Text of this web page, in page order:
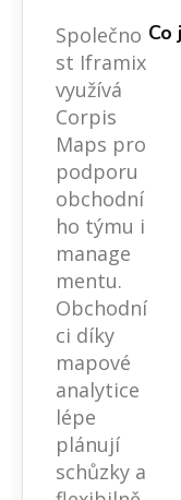
Společno
st Iframix
využívá
Corpis
Maps pro
podporu
obchodní
ho týmu i
manage
mentu.
Obchodní
ci díky
mapové
analytice
lépe
plánují
schůzky a
Co